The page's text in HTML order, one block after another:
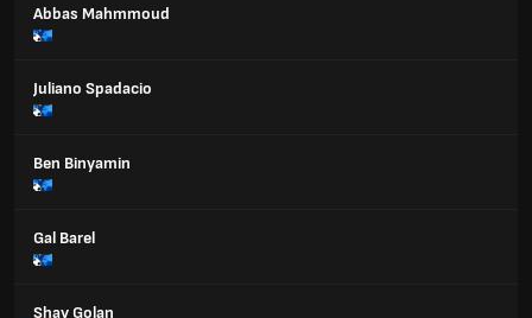
Abbas Mahmmoud
Juliano Spadacio
Ben Binyamin
Gal Barel
Shay Golan